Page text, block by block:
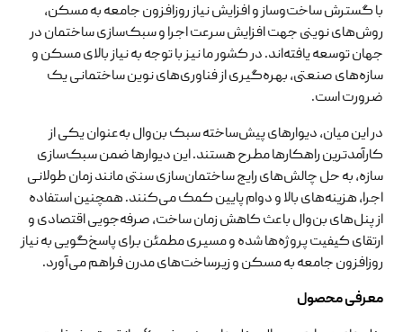
با گسترش ساخت‌وساز و افزایش نیاز روزافزون جامعه به مسکن،
روش‌های نوینی جهت افزایش سرعت اجرا و سبک‌سازی ساختمان در
جهان توسعه یافته‌اند. در کشور ما نیز با توجه به نیاز بالای مسکن و
سازه‌های صنعتی، بهره‌گیری از فناوری‌های نوین ساختمانی یک
ضرورت است.
در این میان، دیوارهای پیش‌ساخته سبک بن‌وال به‌عنوان یکی از
کارآمدترین راهکارها مطرح هستند. این دیوارها ضمن سبک‌سازی
سازه، به حل چالش‌های رایج ساختمان‌سازی سنتی مانند زمان طولانی
اجرا، هزینه‌های بالا و دوام پایین کمک می‌کنند. همچنین استفاده
از پنل‌های بن‌وال باعث کاهش زمان ساخت، صرفه‌جویی اقتصادی و
ارتقای کیفیت پروژه‌ها شده و مسیری مطمئن برای پاسخ‌گویی به نیاز
روزافزون جامعه به مسکن و زیرساخت‌های مدرن فراهم می‌آورد.
معرفی محصول